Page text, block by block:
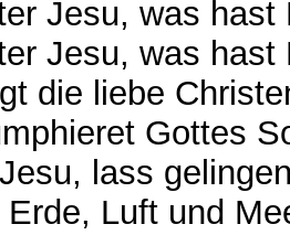
Jesu, was
Jesu, was hast
die liebe
Gottes
lass
Luft und